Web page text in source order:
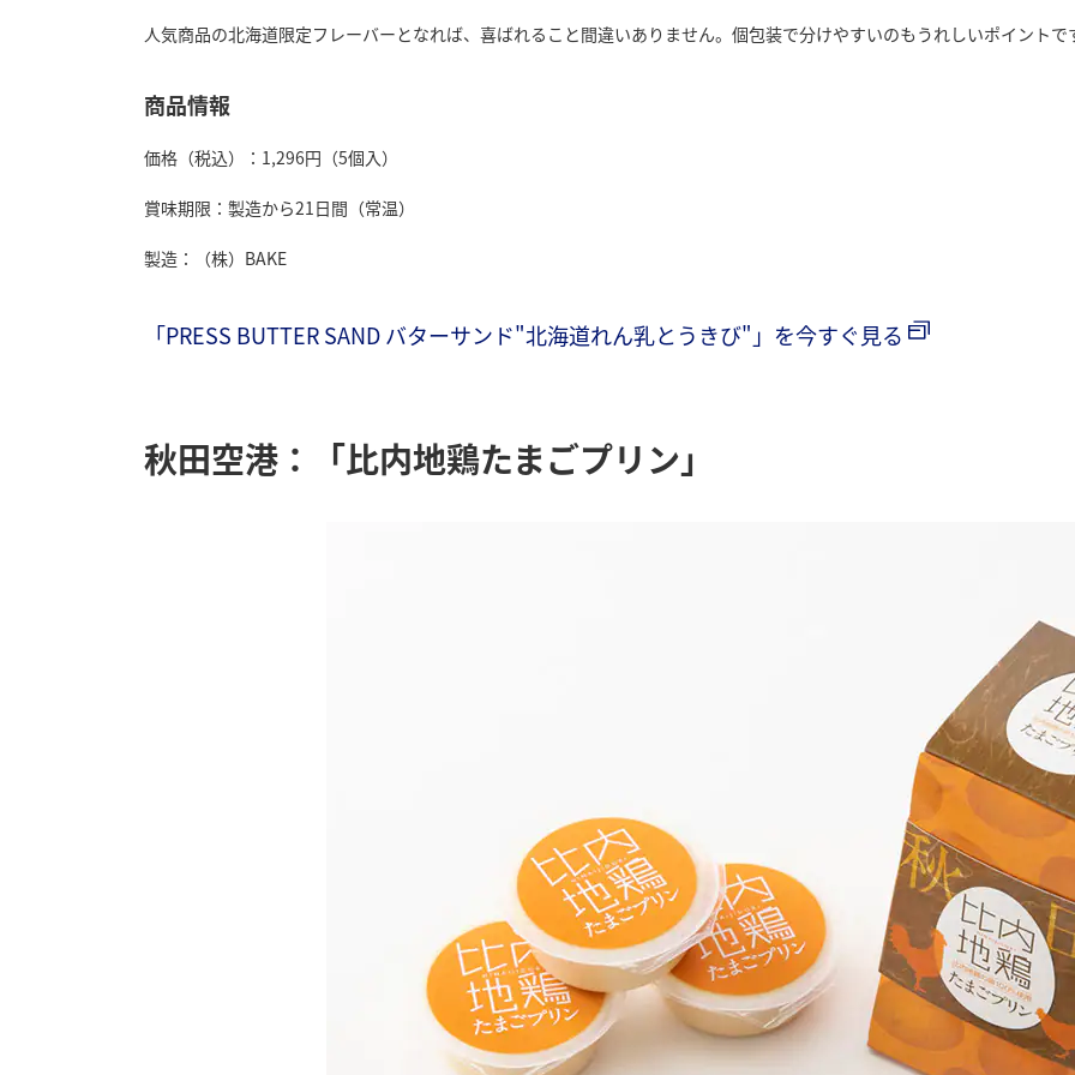
人気商品の北海道限定フレーバーとなれば、喜ばれること間違いありません。個包装で分けやすいのもうれしいポイントで
商品情報
価格（税込）：1,296円（5個入）
賞味期限：製造から21日間（常温）
製造：（株）BAKE
「PRESS BUTTER SAND バターサンド"北海道れん乳とうきび"」を今すぐ見る
秋田空港：「比内地鶏たまごプリン」